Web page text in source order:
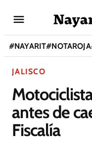
#NAYARIT#NOTAROJA
JALISCO
antes de
Fiscalía